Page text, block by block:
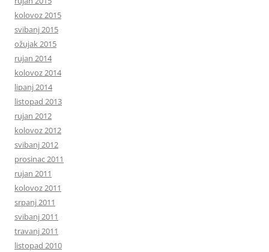
kolovoz 2015
svibanj 2015
ožujak 2015
rujan 2014
kolovoz 2014
lipanj 2014
listopad 2013
rujan 2012
kolovoz 2012
svibanj 2012
prosinac 2011
rujan 2011
kolovoz 2011
srpanj 2011
svibanj 2011
travanj 2011
listopad 2010